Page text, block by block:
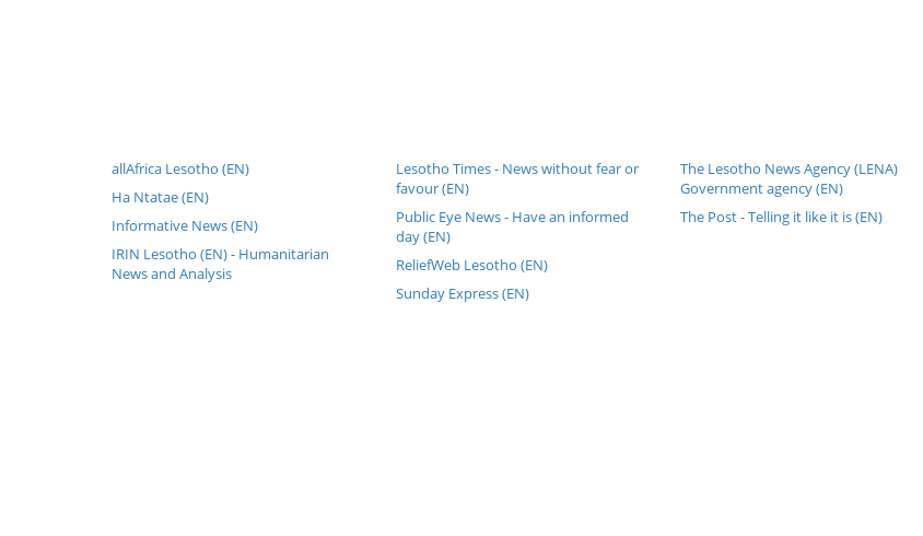
allAfrica Lesotho (EN)
Ha Ntatae (EN)
Informative News (EN)
IRIN Lesotho (EN) - Humanitarian
News and Analysis
Lesotho Times - News without fear or
favour (EN)
Public Eye News - Have an informed
day (EN)
ReliefWeb Lesotho (EN)
Sunday Express (EN)
The Lesotho News Agency (LENA)
Government agency (EN)
The Post - Telling it like it is (EN)